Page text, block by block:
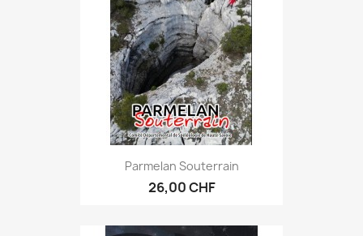
Parmelan Souterrain
26,00 CHF